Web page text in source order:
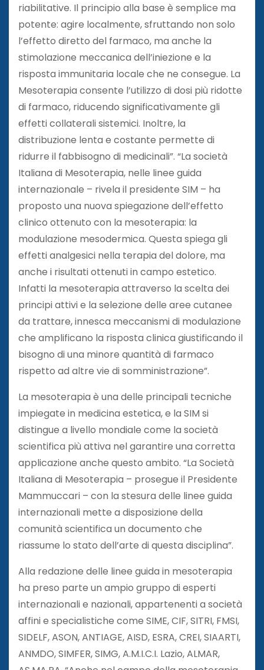
riabilitative. Il principio alla base è semplice ma
potente: agire localmente, sfruttando non solo
l’effetto diretto del farmaco, ma anche la
stimolazione meccanica dell’iniezione e la
risposta immunitaria locale che ne consegue. La
Mesoterapia consente l’utilizzo di dosi più ridotte
di farmaco, riducendo significativamente gli
effetti collaterali sistemici. Inoltre, la
distribuzione lenta e costante permette di
ridurre il fabbisogno di medicinali”. “La società
Italiana di Mesoterapia, nelle linee guida
internazionale – rivela il presidente SIM – ha
proposto una nuova spiegazione dell’effetto
clinico ottenuto con la mesoterapia: la
modulazione mesodermica. Questa spiega gli
effetti analgesici nella terapia del dolore, ma
anche i risultati ottenuti in campo estetico.
Infatti la mesoterapia attraverso la scelta dei
principi attivi e la selezione delle aree cutanee
da trattare, innesca meccanismi di modulazione
che amplificano la risposta clinica giustificando il
bisogno di una minore quantità di farmaco
rispetto ad altre vie di somministrazione”.
La mesoterapia è una delle principali tecniche
impiegate in medicina estetica, e la SIM si
distingue a livello mondiale come la società
scientifica più attiva nel garantire una corretta
applicazione anche questo ambito. “La Società
Italiana di Mesoterapia – prosegue il Presidente
Mammuccari – con la stesura delle linee guida
internazionali mette a disposizione della
comunità scientifica un documento che
riassume lo stato dell’arte di questa disciplina”.
Alla redazione delle linee guida in mesoterapia
ha preso parte un ampio gruppo di esperti
internazionali e nazionali, appartenenti a società
affini e specialistiche come SIME, CIF, SITRI, FMSI,
SIDELF, ASON, ANTIAGE, AISD, ESRA, CREI, SIAARTI,
ANMDO, SIMFER, SIMG, A.M.I.C.I. Lazio, ALMAR,